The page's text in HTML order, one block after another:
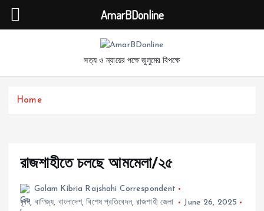
p
সত্য ও ন্যায়ের পক্ষে জুলুমের বিপক্ষে
Home
রাজশাহীতে চলছে আমমেলা/২৫
Golam Kibria Rajshahi Correspondent
কৃষি, বাণিজ্য, বাংলাদেশ,বিশেষ প্রতিবেদন,রাজশাহী জেলা
June 26, 2025
AmarBDonline